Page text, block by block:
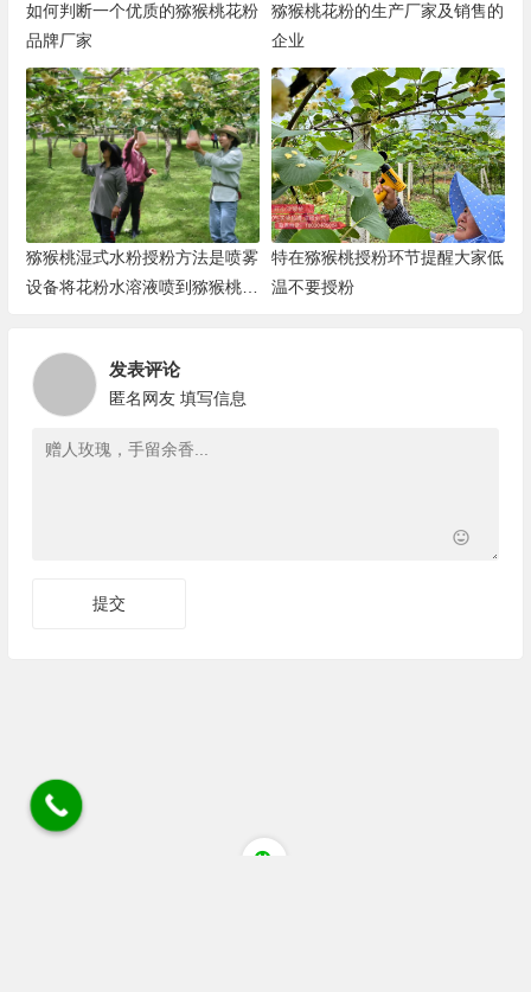
如何判断一个优质的猕猴桃花粉
品牌厂家
猕猴桃花粉的生产厂家及销售的
企业
猕猴桃湿式水粉授粉方法是喷雾
设备将花粉水溶液喷到猕猴桃花
特在猕猴桃授粉环节提醒大家低
温不要授粉
发表评论
匿名网友 填写信息